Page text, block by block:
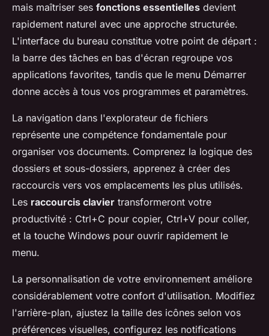
mais maîtriser ses fonctions essentielles devient
rapidement naturel avec une approche structurée.
L'interface du bureau constitue votre point de départ :
la barre des tâches en bas d'écran regroupe vos
applications favorites, tandis que le menu Démarrer
donne accès à tous vos programmes et paramètres.
La navigation dans l'explorateur de fichiers
représente une compétence fondamentale pour
organiser vos documents. Comprenez la logique des
dossiers et sous-dossiers, apprenez à créer des
raccourcis vers vos emplacements les plus utilisés.
Les raccourcis clavier transformeront votre
productivité : Ctrl+C pour copier, Ctrl+V pour coller,
et la touche Windows pour ouvrir rapidement le
menu.
La personnalisation de votre environnement améliore
considérablement votre confort d'utilisation. Modifiez
l'arrière-plan, ajustez la taille des icônes selon vos
préférences visuelles, configurez les notifications